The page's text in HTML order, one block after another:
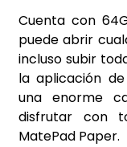
Cuenta con
puede abrir
incluso subir
la aplicación
una enorme
disfrutar con
MatePad Paper.